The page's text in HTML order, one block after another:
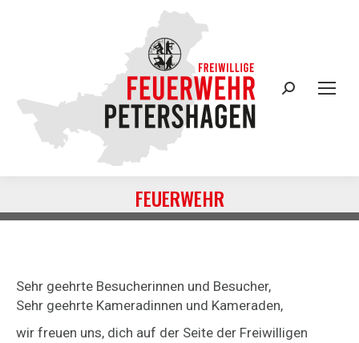
Search:
FEUERWEHR
Sie befinden sich hier:
Sehr geehrte Besucherinnen und Besucher,
Sehr geehrte Kameradinnen und Kameraden,
wir freuen uns, dich auf der Seite der Freiwilligen